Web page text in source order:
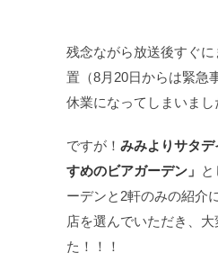
残念ながら放送後すぐ
置（8月20日からは緊急
休業になってしまいまし
ですが！ みみよりサタデ
すめのビアガーデン」
ーデンと2軒のみの紹介
店を選んでいただき、
た！！！